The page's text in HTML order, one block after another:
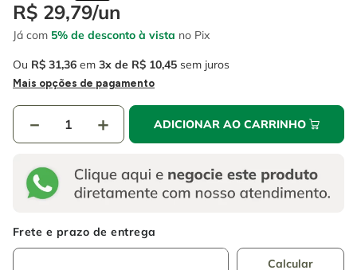
R$ 29,79/un
Já com 5% de desconto à vista no Pix
Ou R$ 31,36 em 3 R$ 10,45 sem juros
Mais opções de pagamento
＋
－ ADICIONAR AO CARRINHO
6 º fio
7º chave impacto
8º disco corte
serra copo
º escada
º serra circular
º fio
disco corte
serra copo